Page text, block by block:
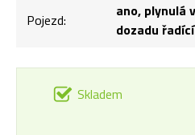
Pojezd:
ano, plynulá
dozadu
Skladem